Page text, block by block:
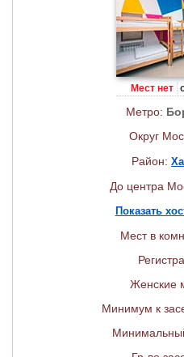
Мест нет
Метро:
Округ
Район:
До центра
Показать
Мест в
Женские
Минимум к